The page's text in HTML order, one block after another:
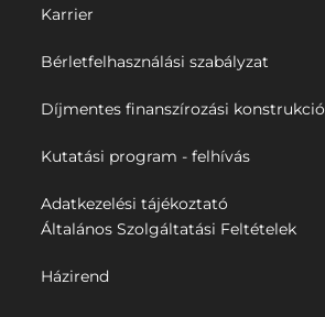
Karrier
Bérletfelhasználási szabályzat
Díjmentes finanszírozási konstrukció
Kutatási program - felhívás
Adatkezelési tájékoztató
Általános Szolgáltatási Feltételek
Házirend